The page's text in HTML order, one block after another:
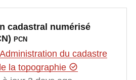
cadastral numérisé
PCN
Administration du cadastre
la topographie